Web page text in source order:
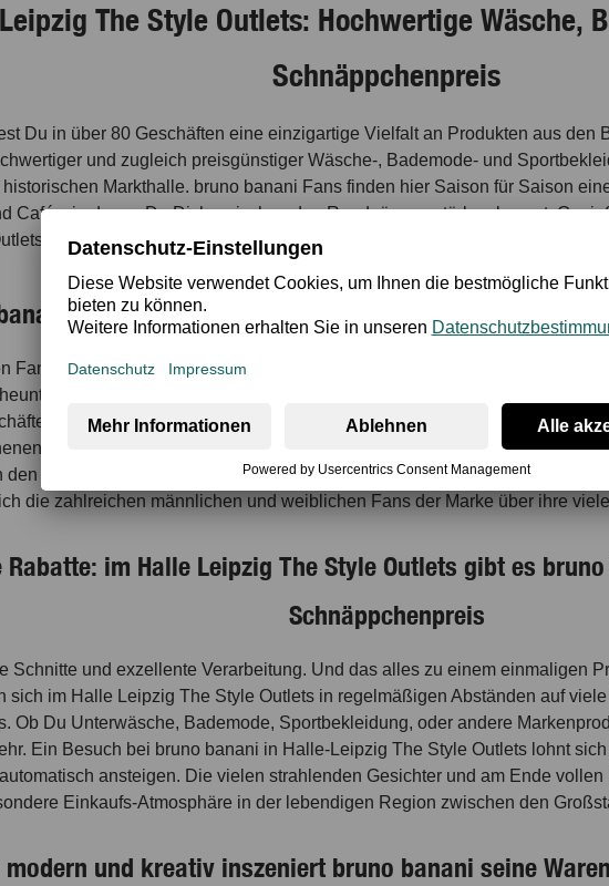
The Style Outlets: Hochwertige Wäsche,
Schnäppchenpreis
Du in über 80 Geschäften eine einzigartige Vielfalt an Produkten aus
und zugleich preisgünstiger Wäsche-, Bademode- und
Markthalle. bruno banani Fans finden hier Saison für Saison
Cafés, in denen Du Dich zwischen den Rundgängen stärken kannst.
und decke Dich mit Deiner Lieblingsunterwäsche von bruno banani
Besuchermagnet in guter Gesellschaft im Halle
Fans der Marke bruno banani kommen in Halle Leipzig The Style Outlets
sind ein guter Grund für einen Besuch. bruno banani ist
im Outletcenter zahlt sich aus: So viele beliebte, international
strömen sie in Scharen in das größte Outlet der Region und
bruno banani Store. Hier stöbern Sie an den Wäschestangen und den
die zahlreichen männlichen und weiblichen Fans der Marke über ihre
im Halle Leipzig The Style Outlets gibt es
Schnäppchenpreis
Schnitte und exzellente Verarbeitung. Und das alles zu einem einmaligen
sich im Halle Leipzig The Style Outlets in regelmäßigen Abständen auf
Ob Du Unterwäsche, Bademode, Sportbekleidung, oder andere
Ein Besuch bei bruno banani in Halle-Leipzig The Style Outlets lohnt
ansteigen. Die vielen strahlenden Gesichter und am Ende
Einkaufs-Atmosphäre in der lebendigen Region zwischen den
und kreativ inszeniert bruno banani seine